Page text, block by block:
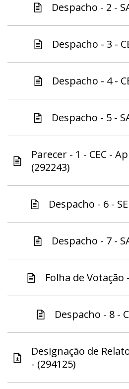
Despacho - 2 -
Despacho - 3 -
Despacho - 4 -
Despacho - 5 -
Parecer - 1 - CEC -
(292243)
Despacho - 6 -
Despacho - 7 -
Folha de Votação
Despacho - 8 -
Designação de
- (294125)